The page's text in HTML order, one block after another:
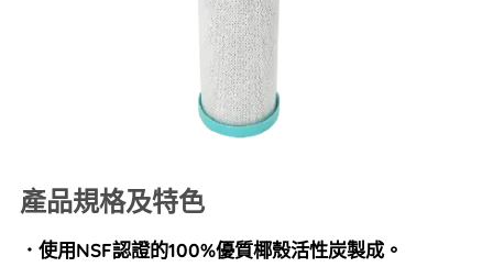
產品規格及特色
．使用NSF認證的100%優質椰殼活性炭製成。